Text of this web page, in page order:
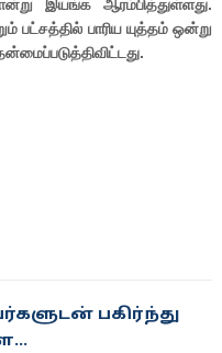
இயங்க ஆரம்பித்துள்ளது.
பட்சத்தில் பாரிய யுத்தம் ஒன்று
பகிர்ந்து